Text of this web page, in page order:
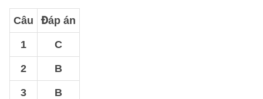
Câu Đáp án
1 C
2 B
3 B